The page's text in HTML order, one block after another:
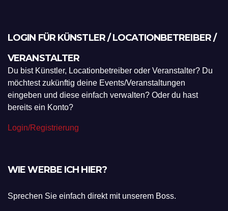
LOGIN FÜR KÜNSTLER / LOCATIONBETREIBER /
VERANSTALTER
Du bist Künstler, Locationbetreiber oder Veranstalter? Du
möchtest zukünftig deine Events/Veranstaltungen
eingeben und diese einfach verwalten? Oder du hast
bereits ein Konto?
Login/Registrierung
WIE WERBE ICH HIER?
Sprechen Sie einfach direkt mit unserem Boss.